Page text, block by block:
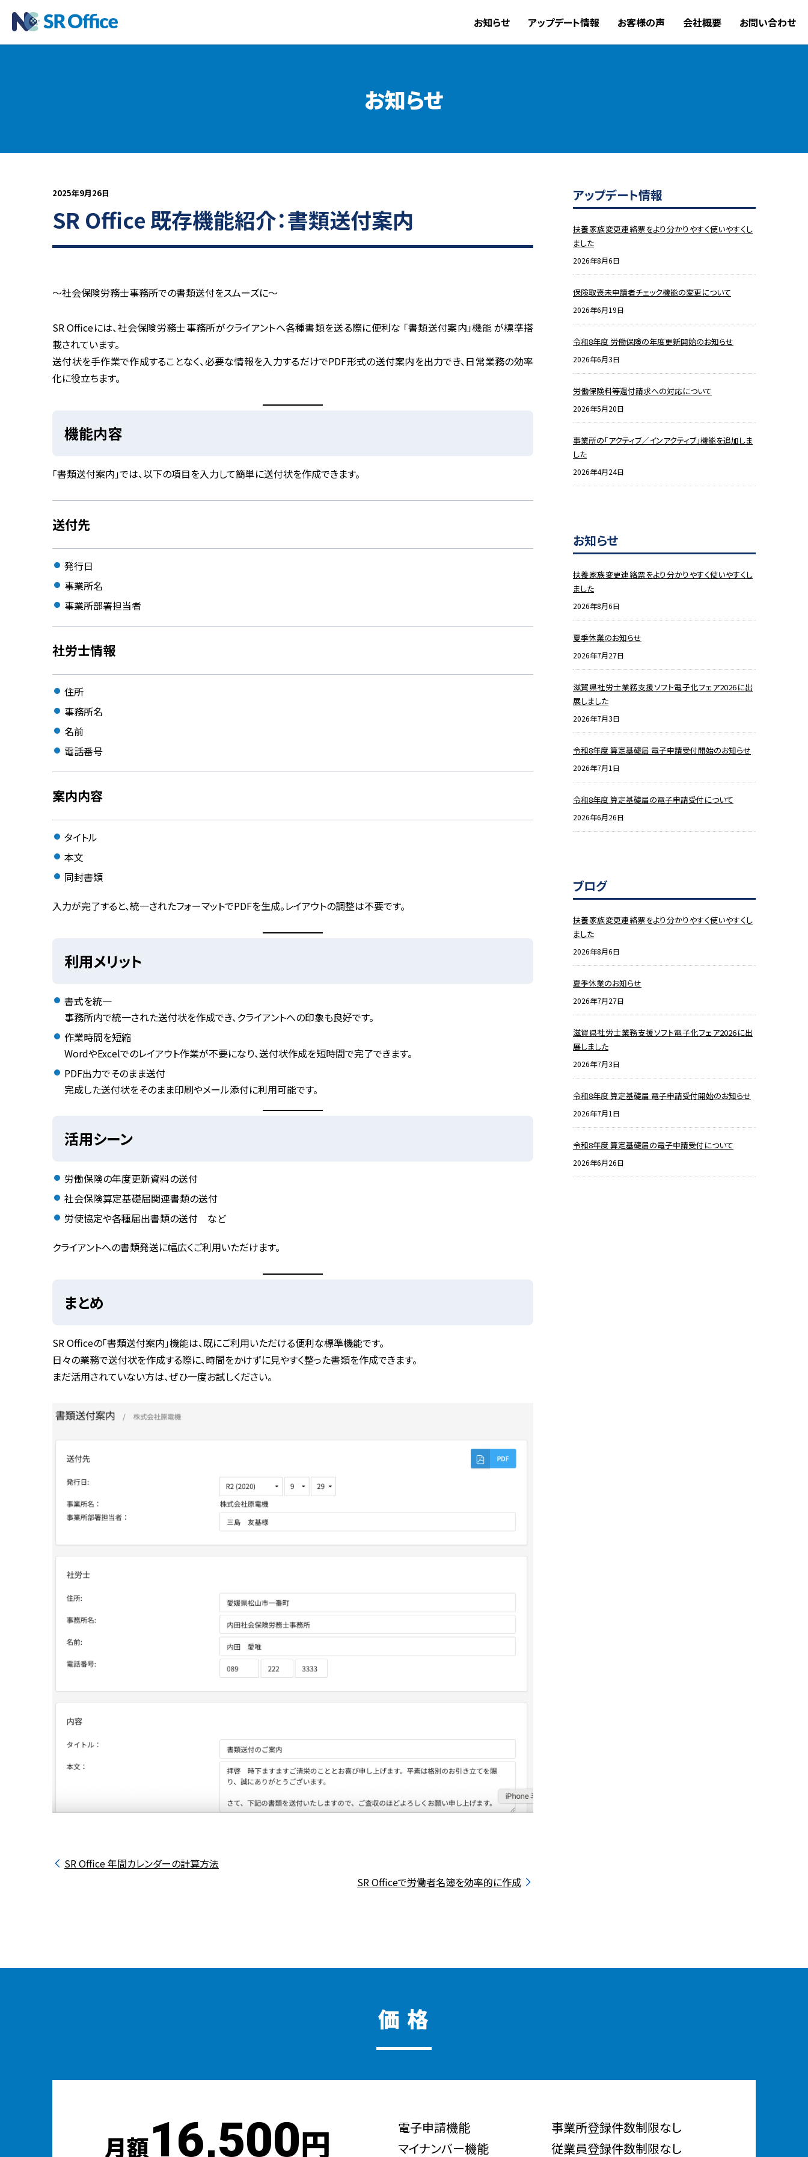
お知らせ アップデート情報 お客様の声 会社概要 お問い合わせ
お知らせ
2025年9月26日
SR Office 既存機能紹介：書類送付案内
〜社会保険労務士事務所での書類送付をスムーズに〜
SR Officeには、社会保険労務士事務所がクライアントへ各種書類を送る際に便利な 「書類送付案内」機能が標準搭
載されています。
送付状を手作業で作成することなく、必要な情報を入力するだけでPDF形式の送付案内を出力でき、日常業務の効率
化に役立ちます。
機能内容
「書類送付案内」では、以下の項目を入力して簡単に送付状を作成できます。
送付先
発行日
事業所名
事業所部署担当者
社労士情報
住所
事務所名
名前
電話番号
案内内容
タイトル
本文
同封書類
入力が完了すると、統一されたフォーマットでPDFを生成。レイアウトの調整は不要です。
利用メリット
書式を統一
事務所内で統一された送付状を作成でき、クライアントへの印象も良好です。
作業時間を短縮
WordやExcelでのレイアウト作業が不要になり、送付状作成を短時間で完了できます。
PDF出力でそのまま送付
完成した送付状をそのまま印刷やメール添付に利用可能です。
活用シーン
労働保険の年度更新資料の送付
社会保険算定基礎届関連書類の送付
労使協定や各種届出書類の送付 など
クライアントへの書類発送に幅広くご利用いただけます。
まとめ
SR Officeの「書類送付案内」機能は、既にご利用いただける便利な標準機能です。
日々の業務で送付状を作成する際に、時間をかけずに見やすく整った書類を作成できます。
まだ活用されていない方は、ぜひ一度お試しください。
SR Office 年間カレンダーの計算方法
SR Officeで労働者名簿を効率的に作成
アップデート情報
扶養家族変更連絡票をより分かりやすく使いやすくし
ました
2026年8月6日
保険取喪未申請者チェック機能の変更について
2026年6月19日
令和8年度 労働保険の年度更新開始のお知らせ
2026年6月3日
労働保険料等還付請求への対応について
2026年5月20日
事業所の「アクティブ／インアクティブ」機能を追加しま
した
2026年4月24日
お知らせ
扶養家族変更連絡票をより分かりやすく使いやすくし
ました
2026年8月6日
夏季休業のお知らせ
2026年7月27日
滋賀県社労士業務支援ソフト電子化フェア2026に出
展しました
2026年7月3日
令和8年度 算定基礎届 電子申請受付開始のお知らせ
2026年7月1日
令和8年度 算定基礎届の電子申請受付について
2026年6月26日
ブログ
扶養家族変更連絡票をより分かりやすく使いやすくし
ました
2026年8月6日
夏季休業のお知らせ
2026年7月27日
滋賀県社労士業務支援ソフト電子化フェア2026に出
展しました
2026年7月3日
令和8年度 算定基礎届 電子申請受付開始のお知らせ
2026年7月1日
令和8年度 算定基礎届の電子申請受付について
2026年6月26日
価 格
月額16,500円 電子申請機能
事業所登録件数制限なし
マイナンバー機能
従業員登録件数制限なし